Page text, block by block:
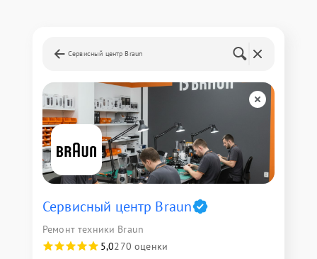
Сервисный центр Braun
Сервисный центр Braun
Ремонт техники Braun
5,0270 оценки